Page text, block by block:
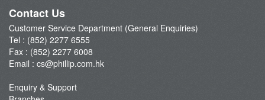
Phillip Post
新闻稿
Contact Us
Customer Service Department (General Enquiries)
Tel : (852) 2277 6555
Fax : (852) 2277 6008
Email : cs@phillip.com.hk
Enquiry & Support